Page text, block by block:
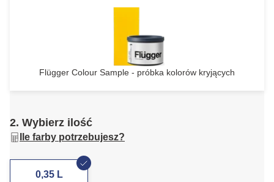
Flügger Colour Sample - próbka kolorów kryjących
2. Wybierz ilość
Ile farby potrzebujesz?
0,35 L